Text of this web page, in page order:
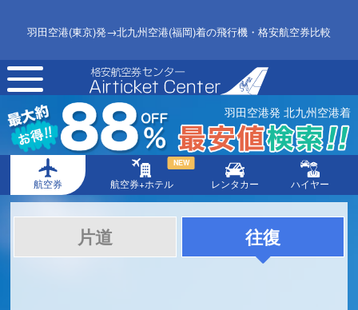
羽田空港(東京)発→北九州空港(福岡)着の飛行機・格安航空券比較
toggle
navigation
羽田空港発 北九州空港着
航空券 航空券+ホテル
NEW
レンタカー ハイヤー
片道 往復